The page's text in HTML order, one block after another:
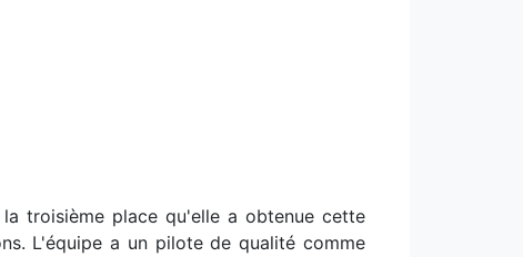
troisième place qu'elle a obtenue cette
L'équipe a un pilote de qualité comme